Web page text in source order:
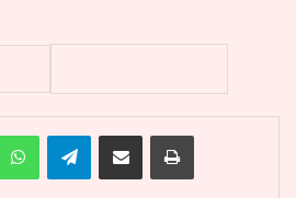
WhatsAppTelegramPartager par email Imprimer